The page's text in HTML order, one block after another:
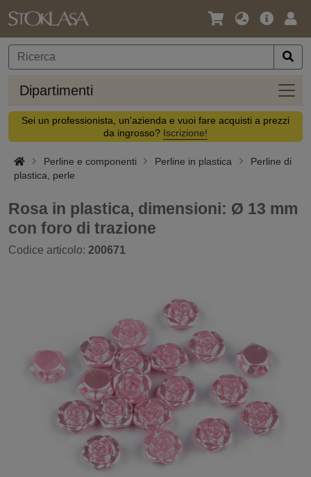
Lingua
Valuta
Offerta
Dipartimenti
Sei un professionista, un'azienda e vuoi fare acquisti a prezzi
da ingrosso? Iscrizione!
Perline e componenti Perline in plastica
Perline di
plastica, perle
Rosa in plastica, dimensioni: Ø 13 mm
con foro di trazione
Codice articolo: 200671